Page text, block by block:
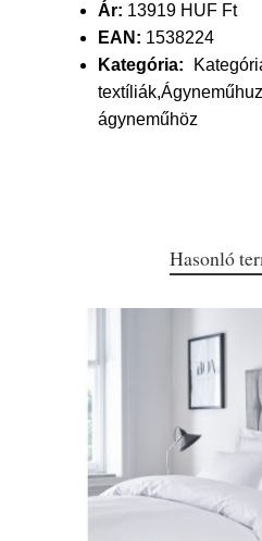
Ár: 13919 HUF Ft
EAN: 1538224
Kategória:
ágyneműhöz
Hasonló